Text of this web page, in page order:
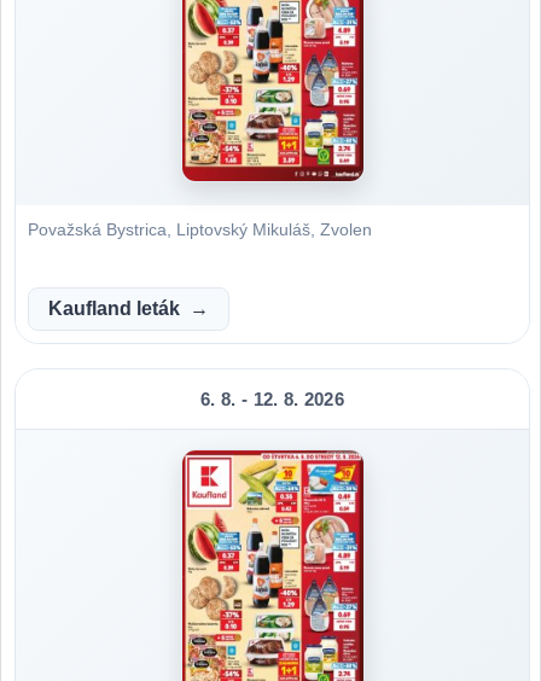
Považská Bystrica, Liptovský Mikuláš, Zvolen
Kaufland leták
6. 8. - 12. 8. 2026